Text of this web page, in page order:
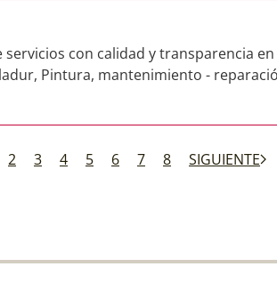
con calidad y transparencia
Pintura, mantenimiento -
2 3 4 5 6 7 8 SIGUIENTE